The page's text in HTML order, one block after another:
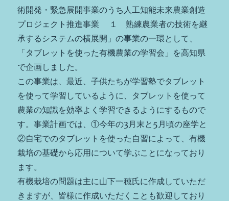
術開発・緊急展開事業のうち人工知能未来農業創造
プロジェクト推進事業 １ 熟練農業者の技術を継
承するシステムの横展開」の事業の一環として、
「タブレットを使った有機農業の学習会」を高知県
で企画しました。
この事業は、最近、子供たちが学習塾でタブレット
を使って学習しているように、タブレットを使って
農業の知識を効率よく学習できるようにするもので
す。事業計画では、①今年の3月末と5月頃の座学と
②自宅でのタブレットを使った自習によって、有機
栽培の基礎から応用について学ぶことになっており
ます。
有機栽培の問題は主に山下一穂氏に作成していただ
きますが、皆様に作成いただくことも歓迎しており